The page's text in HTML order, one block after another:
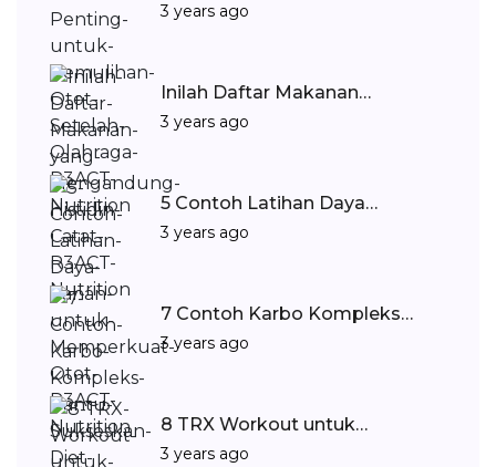
3 years ago
Inilah Daftar Makanan…
3 years ago
5 Contoh Latihan Daya…
3 years ago
7 Contoh Karbo Kompleks…
3 years ago
8 TRX Workout untuk…
3 years ago